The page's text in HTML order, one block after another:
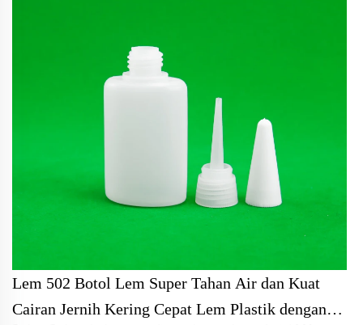
Lem 502 Botol Lem Super Tahan Air dan Kuat
Cairan Jernih Kering Cepat Lem Plastik dengan